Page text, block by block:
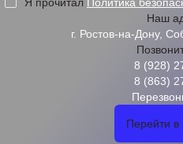
Наш
г. Ростов-на-Дону,
8 (928)
8 (863)
Перейти в